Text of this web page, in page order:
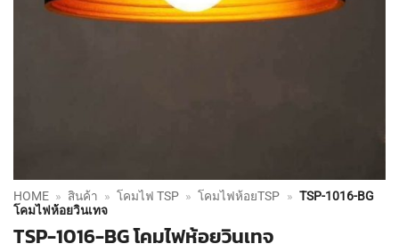
HOME » สินค้า » โคมไฟ TSP » โคมไฟห้อยTSP » TSP-1016-BG
โคมไฟห้อยวินเทจ
TSP-1016-BG โคมไฟห้อยวินเทจ